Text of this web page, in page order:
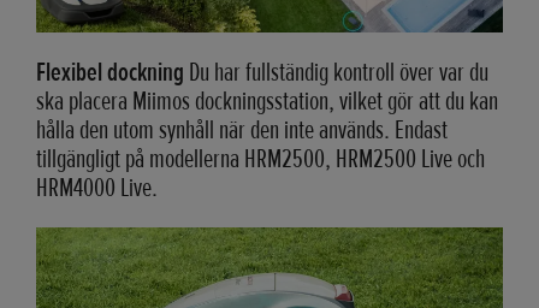
Flexibel dockning Du har fullständig kontroll över var du
ska placera Miimos dockningsstation, vilket gör att du kan
hålla den utom synhåll när den inte används. Endast
tillgängligt på modellerna HRM2500, HRM2500 Live och
HRM4000 Live.